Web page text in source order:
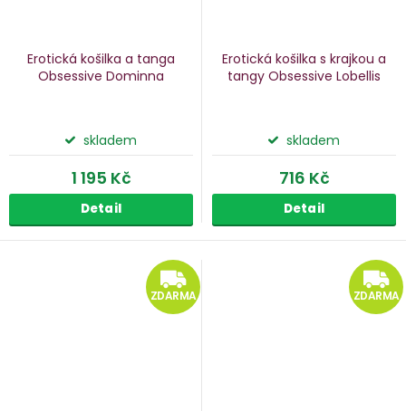
Erotická košilka a tanga
Obsessive Dominna
skladem
1 195 Kč
Detail
Erotická košilka s krajkou a
tangy Obsessive Lobellis
skladem
716 Kč
Detail
ZDARMA
ZDARMA ZDARMA